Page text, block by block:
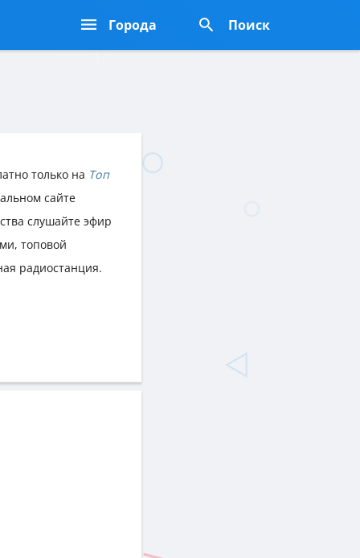
Города Поиск
только на Топ
сайте
слушайте эфир
топовой
радиостанция.